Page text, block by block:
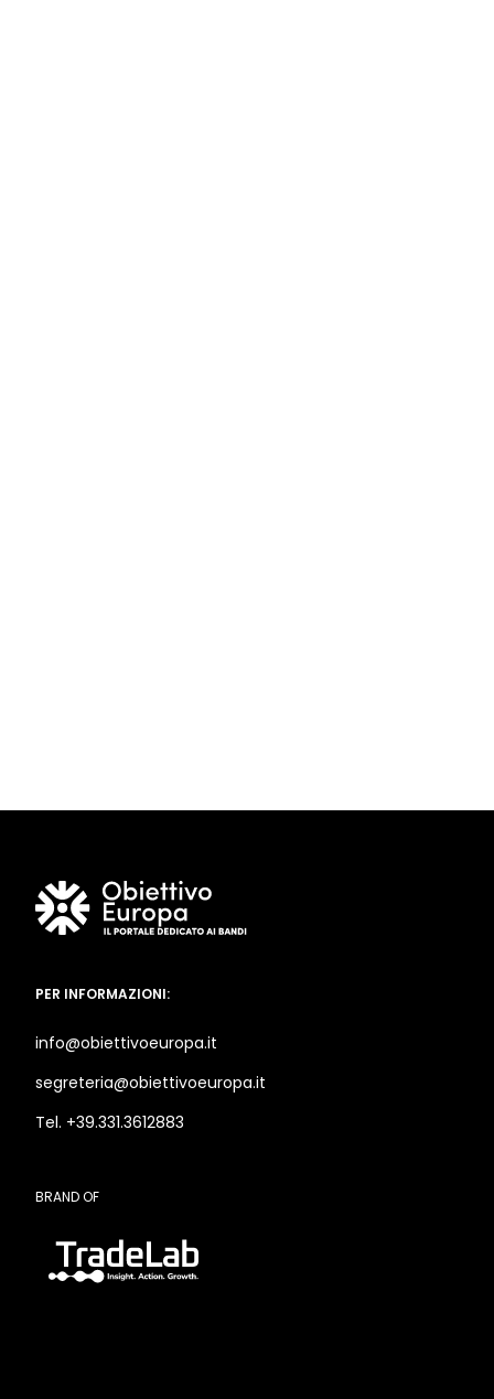
PER INFORMAZIONI:
info@obiettivoeuropa.it
segreteria@obiettivoeuropa.it
Tel. +39.331.3612883
BRAND OF